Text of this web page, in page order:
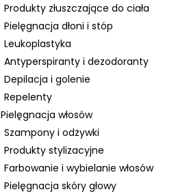
Produkty złuszczające do ciała
Pielęgnacja dłoni i stóp
Leukoplastyka
Antyperspiranty i dezodoranty
Depilacja i golenie
Repelenty
Pielęgnacja włosów
Szampony i odżywki
Produkty stylizacyjne
Farbowanie i wybielanie włosów
Pielęgnacja skóry głowy